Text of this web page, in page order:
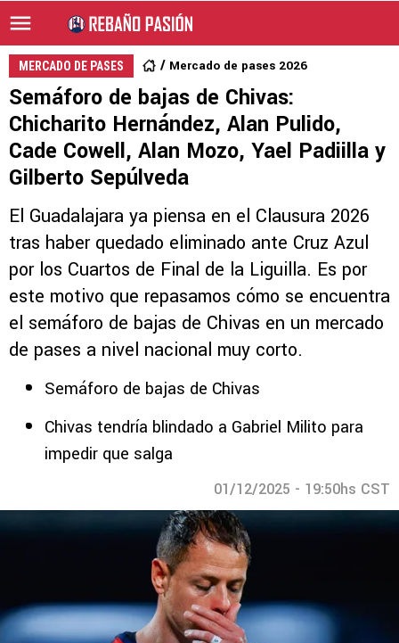
MERCADO DE PASES Mercado de pases 2026
Semáforo de bajas de Chivas:
Chicharito Hernández, Alan Pulido,
Cade Cowell, Alan Mozo, Yael Padiilla y
Gilberto Sepúlveda
El Guadalajara ya piensa en el Clausura 2026
tras haber quedado eliminado ante Cruz Azul
por los Cuartos de Final de la Liguilla. Es por
este motivo que repasamos cómo se encuentra
el semáforo de bajas de Chivas en un mercado
de pases a nivel nacional muy corto.
Semáforo de bajas de Chivas
Chivas tendría blindado a Gabriel Milito para
impedir que salga
01/12/2025 - 19:50hs CST